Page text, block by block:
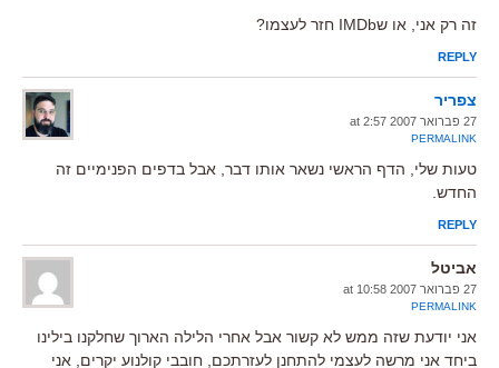
זה רק אני, או שIMDb חזר לעצמו?
REPLY
צפריר
27 פברואר 2007 at 2:57
PERMALINK
טעות שלי, הדף הראשי נשאר אותו דבר, אבל בדפים הפנימיים זה
החדש.
REPLY
אביטל
27 פברואר 2007 at 10:58
PERMALINK
אני יודעת שזה ממש לא קשור אבל אחרי הלילה הארוך שחלקנו בילינו
ביחד אני מרשה לעצמי להתחנן לעזרתכם, חובבי קולנוע יקרים, אני